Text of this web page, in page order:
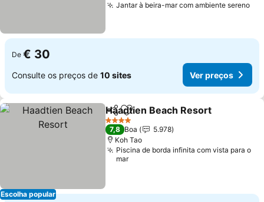
Jantar à beira-mar com ambiente sereno
De € 30
Consulte os preços de 10 sites Ver preços
Escolha popular
PartilharAdicionar aos favoritos
Haadtien Beach Resort
4 Estrelas
7,8 Boa
5.978
Koh Tao
Piscina de borda infinita com vista para o
mar